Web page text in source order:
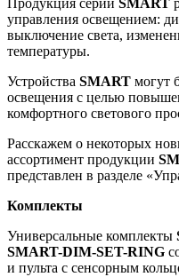
управления освещением:
выключение света,
температуры.
Устройства SMART могут
освещения с целью
комфортного светового
Расскажем о некоторых
ассортимент продукции
представлен в разделе
Комплекты
Универсальные комплекты
SMART-DIM-SET-RING
и пульта с сенсорным